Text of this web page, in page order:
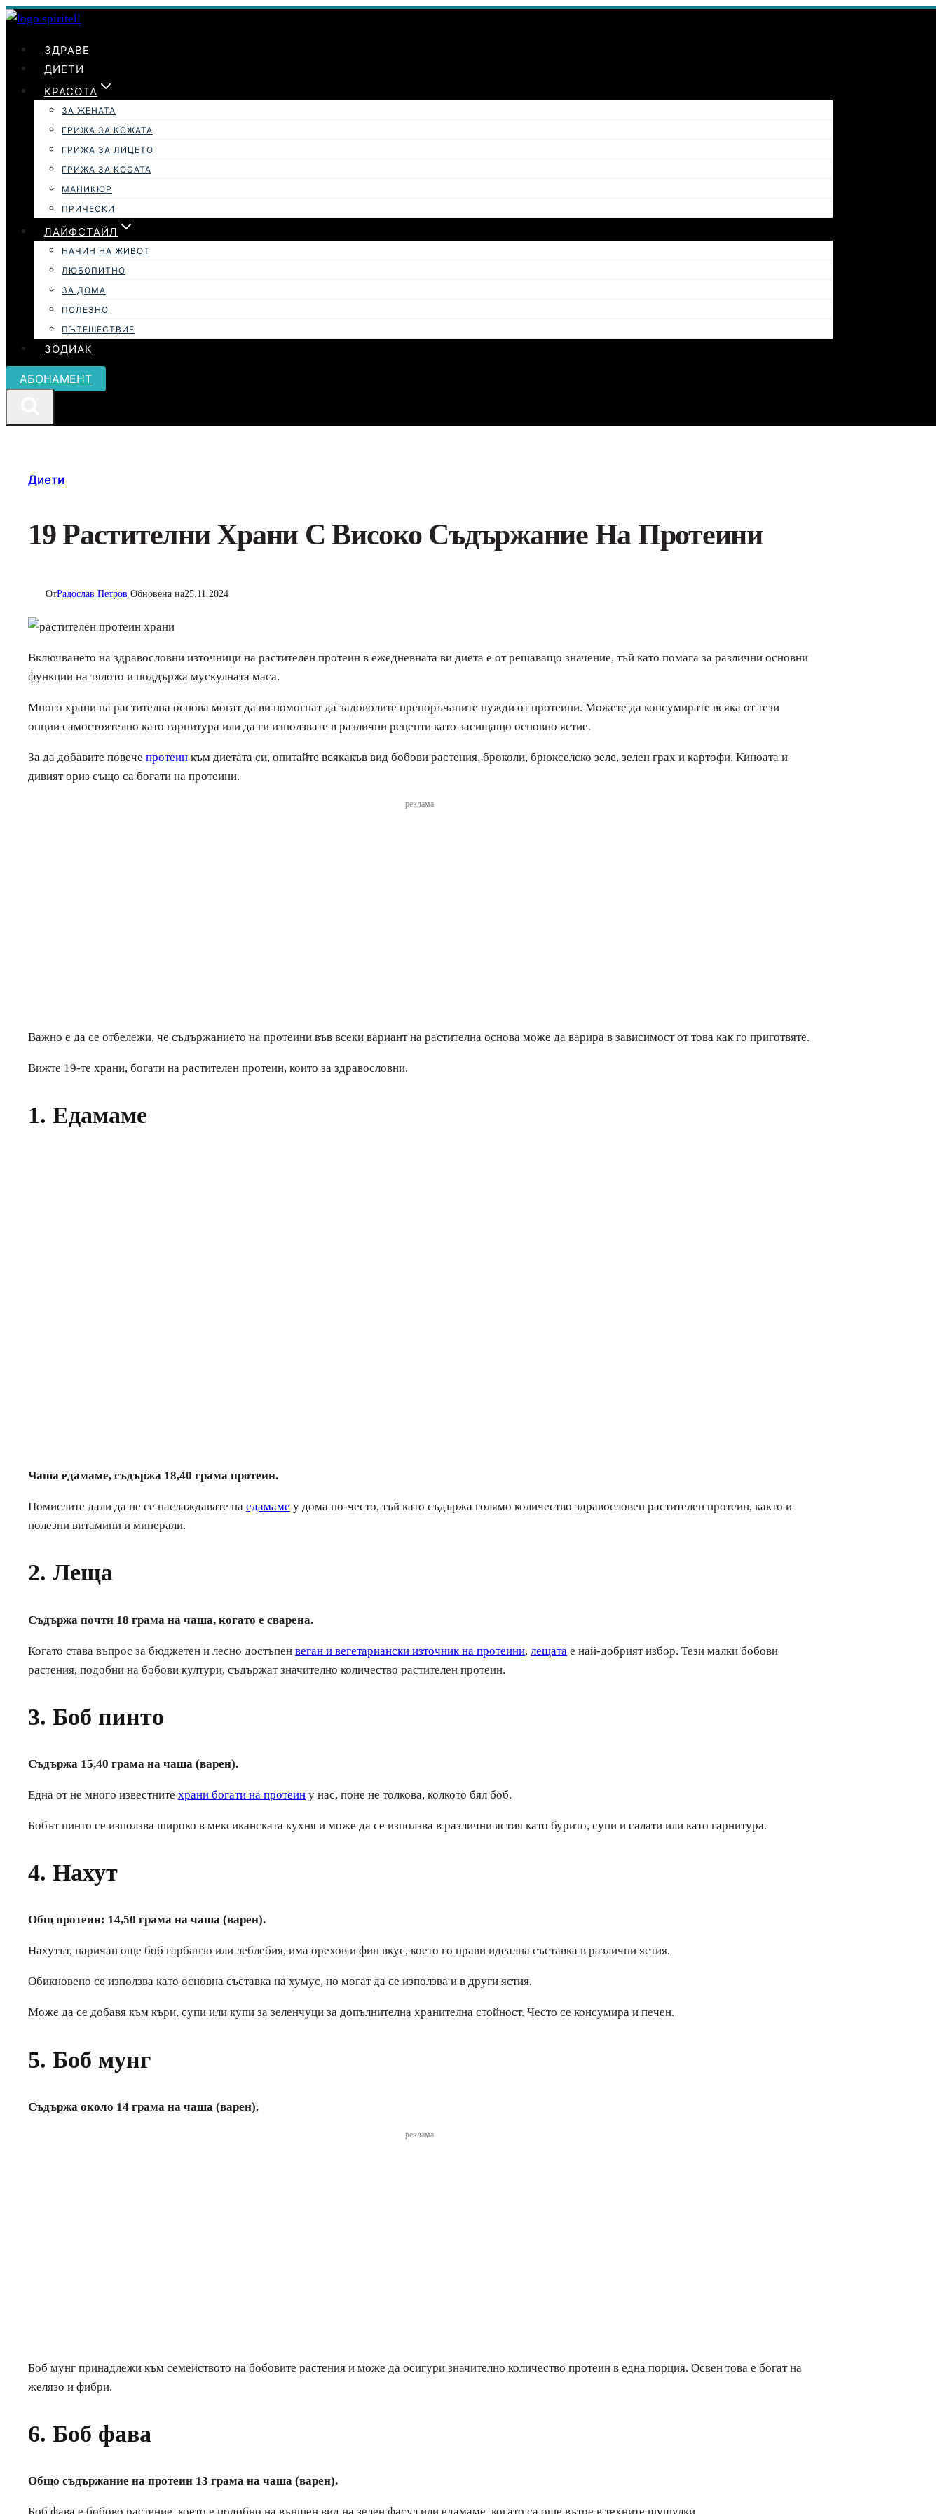
Към
ЗДРАВЕ
ДИЕТИ
КРАСОТА
ЗА ЖЕНАТА
ГРИЖА ЗА КОЖАТА
ГРИЖА ЗА ЛИЦЕТО
ГРИЖА ЗА КОСАТА
МАНИКЮР
ПРИЧЕСКИ
ЛАЙФСТАЙЛ
НАЧИН НА ЖИВОТ
ЛЮБОПИТНО
ЗА ДОМА
ПОЛЕЗНО
ПЪТЕШЕСТВИЕ
ЗОДИАК
АБОНАМЕНТ
Диети
19 Растителни Храни С Високо Съдържание На Протеини
ОтРадослав Петров Обновена на25.11.2024
Включването на здравословни източници на растителен протеин в ежедневната ви диета е от решаващо значение, тъй като помага за различни основни
функции на тялото и поддържа мускулната маса.
Много храни на растителна основа могат да ви помогнат да задоволите препоръчаните нужди от протеини. Можете да консумирате всяка от тези
опции самостоятелно като гарнитура или да ги използвате в различни рецепти като засищащо основно ястие.
За да добавите повече протеин към диетата си, опитайте всякакъв вид бобови растения, броколи, брюкселско зеле, зелен грах и картофи. Киноата и
дивият ориз също са богати на протеини.
реклама
Важно е да се отбележи, че съдържанието на протеини във всеки вариант на растителна основа може да варира в зависимост от това как го приготвяте.
Вижте 19-те храни, богати на растителен протеин, които за здравословни.
1. Едамаме
Чаша едамаме, съдържа 18,40 грама протеин.
Помислите дали да не се наслаждавате на едамаме у дома по-често, тъй като съдържа голямо количество здравословен растителен протеин, както и
полезни витамини и минерали.
2. Леща
Съдържа почти 18 грама на чаша, когато е сварена.
Когато става въпрос за бюджетен и лесно достъпен веган и вегетариански източник на протеини, лещата е най-добрият избор. Тези малки бобови
растения, подобни на бобови култури, съдържат значително количество растителен протеин.
3. Боб пинто
Съдържа 15,40 грама на чаша (варен).
Една от не много известните храни богати на протеин у нас, поне не толкова, колкото бял боб.
Бобът пинто се използва широко в мексиканската кухня и може да се използва в различни ястия като бурито, супи и салати или като гарнитура.
4. Нахут
Общ протеин: 14,50 грама на чаша (варен).
Нахутът, наричан още боб гарбанзо или леблебия, има орехов и фин вкус, което го прави идеална съставка в различни ястия.
Обикновено се използва като основна съставка на хумус, но могат да се използва и в други ястия.
Може да се добавя към къри, супи или купи за зеленчуци за допълнителна хранителна стойност. Често се консумира и печен.
5. Боб мунг
Съдържа около 14 грама на чаша (варен).
реклама
Боб мунг принадлежи към семейството на бобовите растения и може да осигури значително количество протеин в една порция. Освен това е богат на
желязо и фибри.
6. Боб фава
Общо съдържание на протеин 13 грама на чаша (варен).